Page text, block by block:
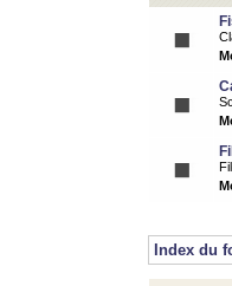
Index du